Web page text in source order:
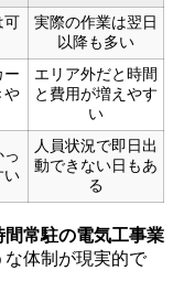
可
実際の作業は翌日
以降も多い
ー
や
エリア外だと時間
と費用が増えやす
い
い
人員状況で即日出
動できない日もあ
る
間常駐の電気工事業
な体制が現実的で